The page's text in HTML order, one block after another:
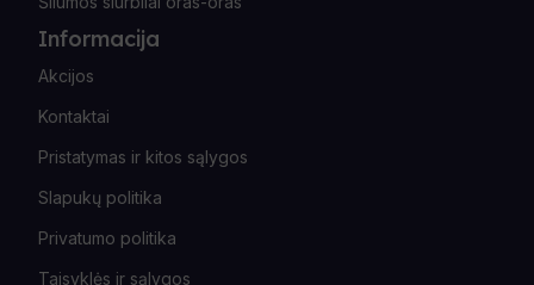
Informacija
Akcijos
Kontaktai
Pristatymas ir kitos sąlygos
Slapukų politika
Privatumo politika
Taisyklės ir sąlygos